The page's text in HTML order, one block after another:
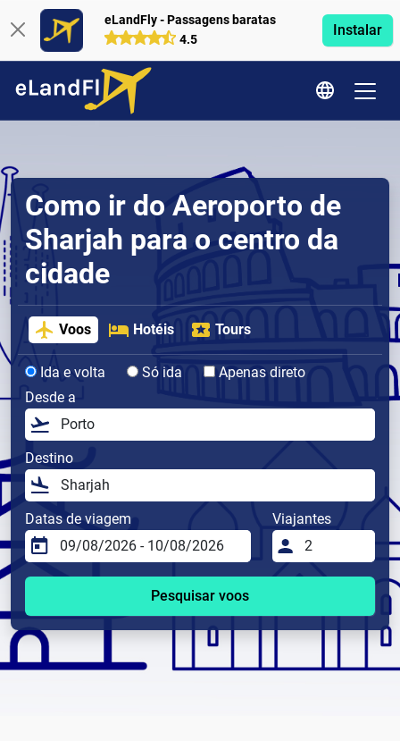
eLandFly - Passagens baratas
4.5
Instalar
Como ir do Aeroporto de
Sharjah para o centro da
cidade
Voos Hotéis Tours
Ida e volta Só ida
Apenas direto
Desde a
Destino
Datas de viagem Viajantes
Pesquisar voos